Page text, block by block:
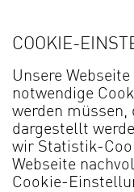
Sarah
Telefon:+49
COOKIE-
Unsere
notwendige
werden müssen,
dargestellt
wir Statistik-
Webseite
Cookie-